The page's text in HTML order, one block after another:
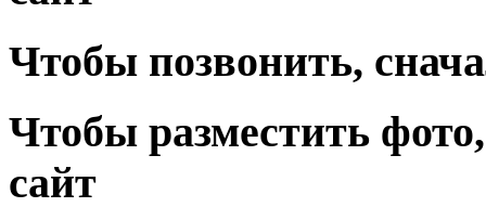
Чтобы позвонить,
Чтобы разместить
сайт